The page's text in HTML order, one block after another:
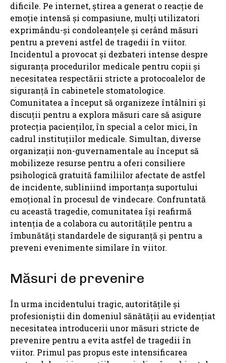
dificile. Pe internet, știrea a generat o reacție de
emoție intensă și compasiune, mulți utilizatori
exprimându-și condoleanțele și cerând măsuri
pentru a preveni astfel de tragedii în viitor.
Incidentul a provocat și dezbateri intense despre
siguranța procedurilor medicale pentru copii și
necesitatea respectării stricte a protocoalelor de
siguranță în cabinetele stomatologice.
Comunitatea a început să organizeze întâlniri și
discuții pentru a explora măsuri care să asigure
protecția pacienților, în special a celor mici, în
cadrul instituțiilor medicale. Simultan, diverse
organizații non-guvernamentale au început să
mobilizeze resurse pentru a oferi consiliere
psihologică gratuită familiilor afectate de astfel
de incidente, subliniind importanța suportului
emoțional în procesul de vindecare. Confruntată
cu această tragedie, comunitatea își reafirmă
intenția de a colabora cu autoritățile pentru a
îmbunătăți standardele de siguranță și pentru a
preveni evenimente similare în viitor.
Măsuri de prevenire
În urma incidentului tragic, autoritățile și
profesioniștii din domeniul sănătății au evidențiat
necesitatea introducerii unor măsuri stricte de
prevenire pentru a evita astfel de tragedii în
viitor. Primul pas propus este intensificarea